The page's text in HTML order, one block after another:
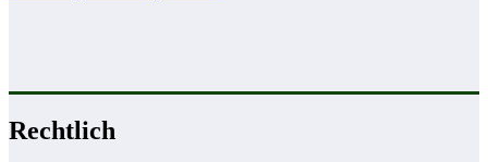
Rechtlich